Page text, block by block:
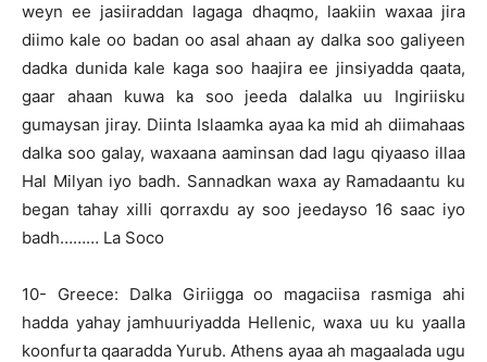
weyn ee jasiiraddan lagaga dhaqmo, laakiin waxaa jira
diimo kale oo badan oo asal ahaan ay dalka soo galiyeen
dadka dunida kale kaga soo haajira ee jinsiyadda qaata,
gaar ahaan kuwa ka soo jeeda dalalka uu Ingiriisku
gumaysan jiray. Diinta Islaamka ayaa ka mid ah diimahaas
dalka soo galay, waxaana aaminsan dad lagu qiyaaso illaa
Hal Milyan iyo badh. Sannadkan waxa ay Ramadaantu ku
began tahay xilli qorraxdu ay soo jeedayso 16 saac iyo
badh……… La Soco
10- Greece: Dalka Giriigga oo magaciisa rasmiga ahi
hadda yahay jamhuuriyadda Hellenic, waxa uu ku yaalla
koonfurta qaaradda Yurub. Athens ayaa ah magaalada ugu